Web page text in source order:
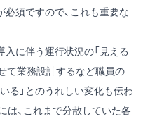
必須ですので、これも重要な
に伴う運行状況の「見える
て業務設計するなど職員の
る」とのうれしい変化も伝わ
は、これまで分散していた各